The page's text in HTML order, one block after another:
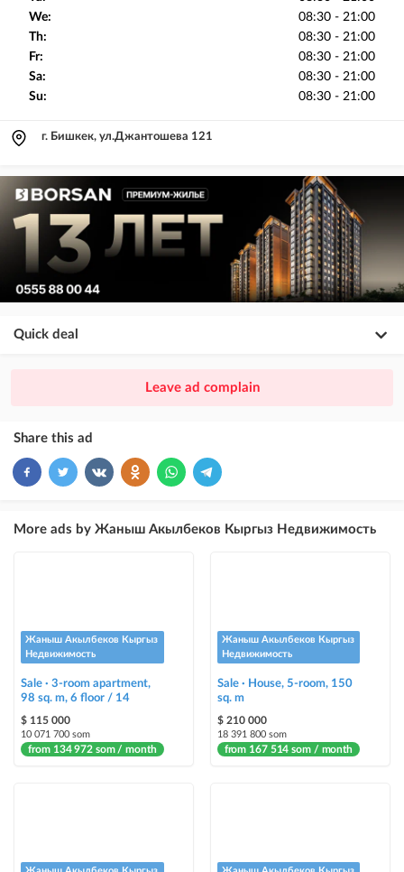
We:
08:30 - 21:00
Th:
08:30 - 21:00
Fr:
08:30 - 21:00
Sa:
08:30 - 21:00
Su:
08:30 - 21:00
г. Бишкек, ул.Джантошева 121
Quick deal
ad placement above VIP + paid promotion on Instagram
VIP
ad placement above free ads
ad placement on @house_kg Instagram account and on Telegram channel
+ paid promotion on Instagram
Highlight with color
Auto UP
Leave ad complain
Share this ad
More ads by Жаныш Акылбеков Кыргыз Недвижимость
Жаныш Акылбеков Кыргыз
Недвижимость
Sale · 3-room apartment,
98 sq. m, 6 floor / 14
$ 115 000
10 071 700 som
from 134 972 som / month
Жаныш Акылбеков Кыргыз
Недвижимость
Sale · House, 5-room, 150
sq. m
$ 210 000
18 391 800 som
from 167 514 som / month